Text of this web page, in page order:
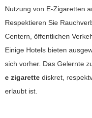
Nutzung von E-Zigaretten
Respektieren Sie
Centern, öffentlichen
Einige Hotels bieten
sich vorher. Das Gelernte
e zigarette diskret,
erlaubt ist.